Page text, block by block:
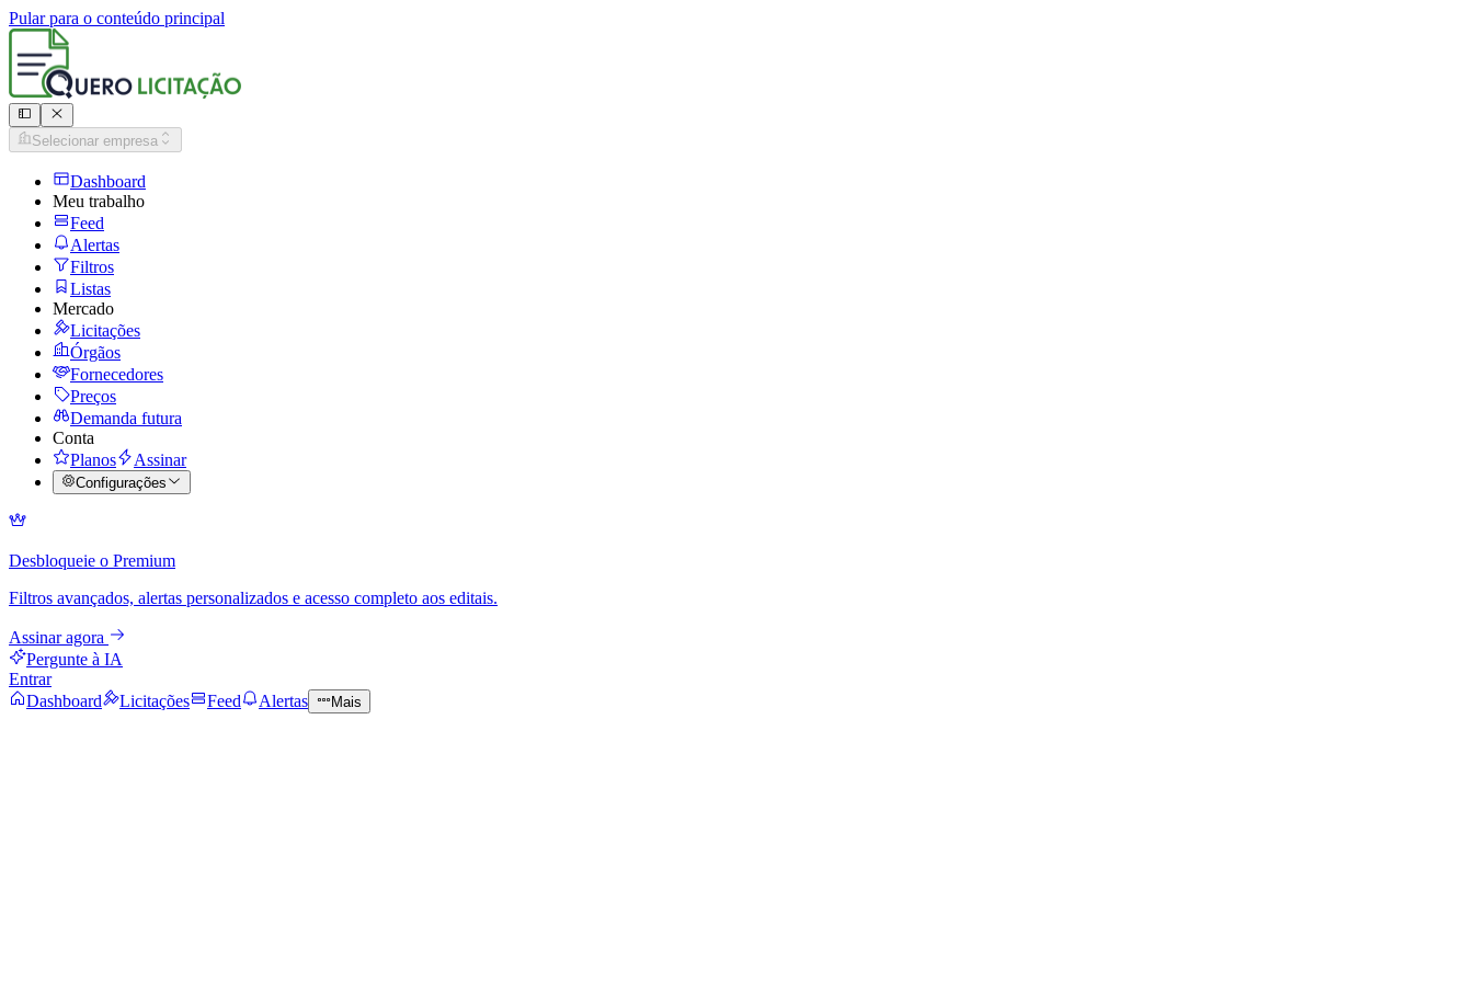
Pular para o conteúdo principal
Selecionar empresa
Dashboard
Meu trabalho
Feed
Alertas
Filtros
Listas
Mercado
Licitações
Órgãos
Fornecedores
Preços
Demanda futura
Conta
Planos
Assinar
Configurações
Desbloqueie o Premium
Filtros avançados, alertas personalizados e acesso completo aos editais.
Assinar agora
Pergunte à IA
Entrar
Dashboard
Licitações Feed Alertas Mais